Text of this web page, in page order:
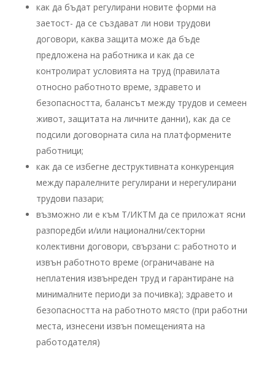
как да бъдат регулирани новите форми на
заетост- да се създават ли нови трудови
договори, каква защита може да бъде
предложена на работника и как да се
контролират условията на труд (правилата
относно работното време, здравето и
безопасността, балансът между трудов и семеен
живот, защитата на личните данни), как да се
подсили договорната сила на платформените
работници;
как да се избегне деструктивната конкуренция
между паралелните регулирани и нерегулирани
трудови пазари;
възможно ли е към Т/ИКТМ да се приложат ясни
разпоредби и/или национални/секторни
колективни договори, свързани с: работното и
извън работното време (ограничаване на
неплатения извънреден труд и гарантиране на
минималните периоди за почивка); здравето и
безопасността на работното място (при работни
места, изнесени извън помещенията на
работодателя)